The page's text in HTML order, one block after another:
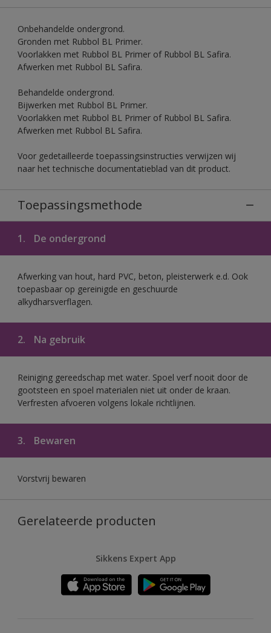
Onbehandelde ondergrond.
Gronden met Rubbol BL Primer.
Voorlakken met Rubbol BL Primer of Rubbol BL Safira.
Afwerken met Rubbol BL Safira.
Behandelde ondergrond.
Bijwerken met Rubbol BL Primer.
Voorlakken met Rubbol BL Primer of Rubbol BL Safira.
Afwerken met Rubbol BL Safira.
Voor gedetailleerde toepassingsinstructies verwijzen wij
naar het technische documentatieblad van dit product.
Toepassingsmethode
1. De ondergrond
Afwerking van hout, hard PVC, beton, pleisterwerk e.d. Ook
toepasbaar op gereinigde en geschuurde
alkydharsverflagen.
2. Na gebruik
Reiniging gereedschap met water. Spoel verf nooit door de
gootsteen en spoel materialen niet uit onder de kraan.
Verfresten afvoeren volgens lokale richtlijnen.
3. Bewaren
Vorstvrij bewaren
Gerelateerde producten
Sikkens Expert App